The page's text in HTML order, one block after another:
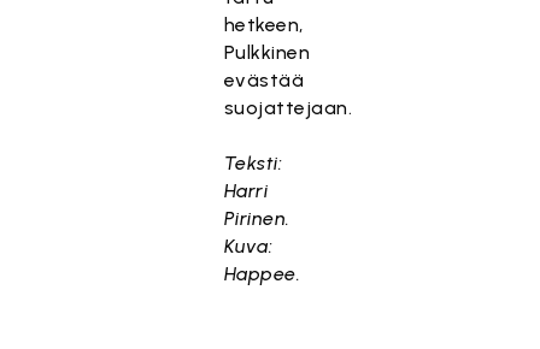
hetkeen,
Pulkkinen
evästää
suojattejaan.
Teksti:
Harri
Pirinen.
Kuva:
Happee.